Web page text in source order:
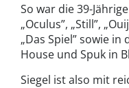
So war die 39-
„Oculus”, „Still”,
„Das Spiel” sowie in
House und Spuk in
Siegel ist also mit